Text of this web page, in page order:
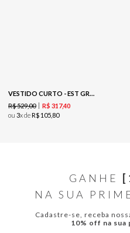
VESTIDO CURTO - EST GRAVATARIA TRIGO
R$529,00 R$ 317,40
ou 3x deR$ 105 80
GANHE
NA SUA
Cadastre-se, receba
10% off na sua